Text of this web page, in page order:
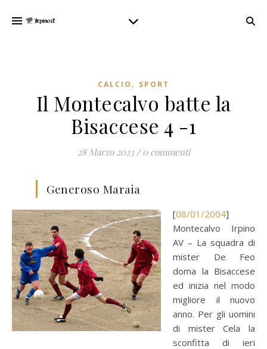
CALCIO , SPORT
Il Montecalvo batte la
Bisaccese 4 -1
28 Marzo 2023 / 0 commenti
Generoso Maraia
[ 08/01/2004]
Montecalvo Irpino
AV – La squadra di
mister De Feo
doma la Bisaccese
ed inizia nel modo
migliore il nuovo
anno. Per gli uomini
di mister Cela la
sconfitta di ieri